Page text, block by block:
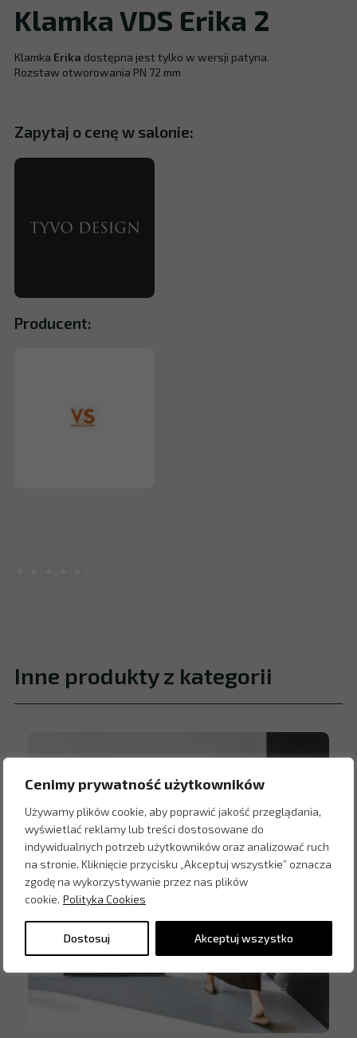
Cenimy prywatność użytkowników
Używamy plików cookie, aby poprawić jakość przeglądania,
wyświetlać reklamy lub treści dostosowane do
indywidualnych potrzeb użytkowników oraz analizować ruch
na stronie. Kliknięcie przycisku „Akceptuj wszystkie” oznacza
zgodę na wykorzystywanie przez nas plików
cookie. Polityka Cookies
Dostosuj Akceptuj wszystko
Klamka VDS Erika 2
Klamka Erika dostępna jest tylko w wersji patyna.
Rozstaw otworowania PN 72 mm
Zapytaj o cenę w salonie:
Producent:
Inne produkty z kategorii